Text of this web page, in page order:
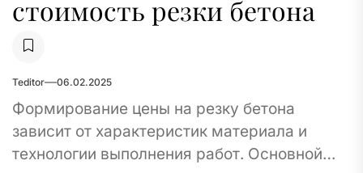
стоимость резки бетона
Teditor 06.02.2025
Формирование цены на резку бетона
зависит от характеристик материала и
технологии выполнения работ. Основной